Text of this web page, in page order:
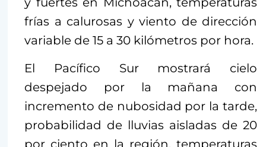
frías a calurosas y viento de dirección
variable de 15 a 30 kilómetros por hora.
El Pacífico Sur mostrará cielo
despejado por la mañana con
incremento de nubosidad por la tarde,
probabilidad de lluvias aisladas de 20